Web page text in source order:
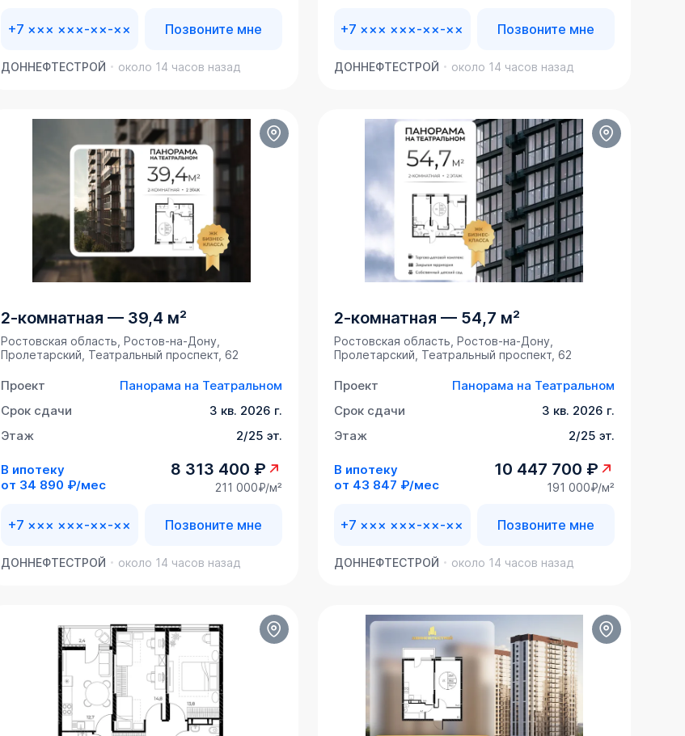
+7 ××× ×××-××-×× Позвоните мне
ДОННЕФТЕСТРОЙ около 14 часов назад
+7 ××× ×××-××-×× Позвоните мне
ДОННЕФТЕСТРОЙ около 14 часов назад
2-комнатная — 39,4 м²
Ростовская область, Ростов-на-Дону,
Пролетарский, Театральный проспект, 62
Проект
Панорама на Театральном
Срок сдачи
3 кв. 2026 г.
Этаж
2/25 эт.
В ипотеку
от 34 890 ₽/мес
8 313 400 ₽
211 000₽/м²
+7 ××× ×××-××-×× Позвоните мне
ДОННЕФТЕСТРОЙ около 14 часов назад
2-комнатная — 54,7 м²
Ростовская область, Ростов-на-Дону,
Пролетарский, Театральный проспект, 62
Проект
Панорама на Театральном
Срок сдачи
3 кв. 2026 г.
Этаж
2/25 эт.
В ипотеку
от 43 847 ₽/мес
10 447 700 ₽
191 000₽/м²
+7 ××× ×××-××-×× Позвоните мне
ДОННЕФТЕСТРОЙ около 14 часов назад